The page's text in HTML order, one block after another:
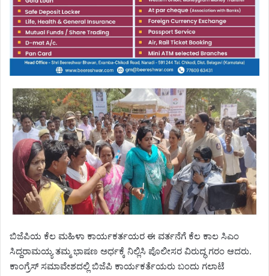
ಬಿಜೆಪಿಯ ಕೆಲ ಮಹಿಳಾ ಕಾರ್ಯಕರ್ತಯರ ಈ ವರ್ತನೆಗೆ ಕೆಲ ಕಾಲ ಸಿಎಂ
ಸಿದ್ದರಾಮಯ್ಯ ತಮ್ಮ ಭಾಷಣ ಅರ್ಧಕ್ಕೆ ನಿಲ್ಲಿಸಿ ಪೊಲೀಸರ ವಿರುದ್ಧ ಗರಂ ಆದರು.
ಕಾಂಗ್ರೆಸ್ ಸಮಾವೇಶದಲ್ಲಿ ಬಿಜೆಪಿ ಕಾರ್ಯಕರ್ತೆಯರು ಬಂದು ಗಲಾಟೆ